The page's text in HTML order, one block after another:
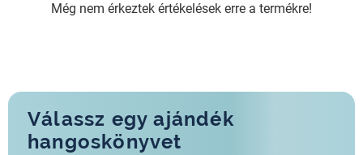
Még nem érkeztek értékelések erre a termékre!
Válassz egy ajándék
hangoskönyvet